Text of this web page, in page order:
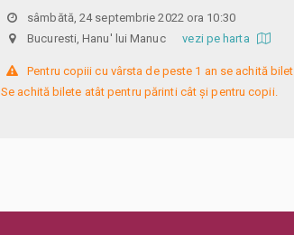
sâmbătă, 24 septembrie 2022 ora 10:30
Bucuresti, Hanu' lui Manucvezi pe harta
Pentru copiii cu vârsta de peste 1 an se achită bilet.
Se achită bilete atât pentru părinti cât și pentru copii.